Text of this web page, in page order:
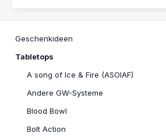
Geschenkideen
Tabletops
A song of Ice & Fire (ASOIAF)
Andere GW-Systeme
Blood Bowl
Bolt Action